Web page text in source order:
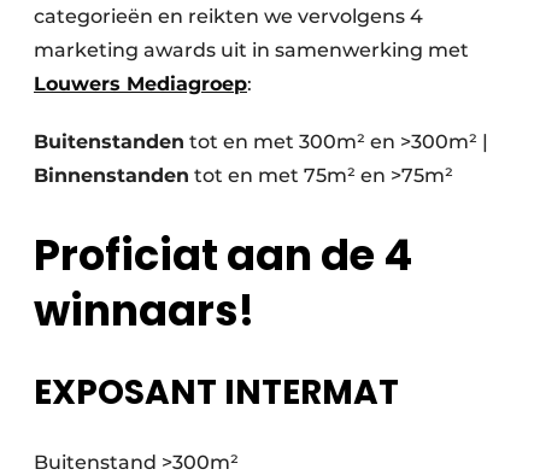
categorieën en reikten we vervolgens 4
marketing awards uit in samenwerking met
Louwers Mediagroep:
Buitenstanden tot en met 300m² en >300m² |
Binnenstanden tot en met 75m² en >75m²
Proficiat aan de 4
winnaars!
EXPOSANT INTERMAT
Buitenstand >300m²